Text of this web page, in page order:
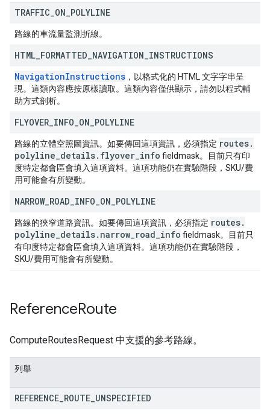
TRAFFIC ON POLYLINE
路線的車流量監測折線。
HTML FORMATTED NAVIGATION INSTRUCTIONS
NavigationInstructions ，以格式化的 HTML 文字字串呈
現。這類內容應按原樣讀取。這類內容僅供顯示，請勿以程式輔
助方式剖析。
FLYOVER INFO ON POLYLINE
路線的立體空照圖資訊。如要傳回這項資訊，必須指定 routes.
polyline details. flyover info fieldmask。目前只有印
度特定都會區會填入這項資料。這項功能仍在實驗階段，SKU/費
用可能會有所變動。
NARROW_ ROAD INFO ON POLYLINE
路線的狹窄道路資訊。如要傳回這項資訊，必須指定 routes.
polyline details. narrow road info fieldmask。目前只
有印度特定都會區會填入這項資料。這項功能仍在實驗階段，
SKU/費用可能會有所變動。
ReferenceRoute
ComputeRoutesRequest 中支援的參考路線。
列舉
REFERENCE ROUTE UNSPECIFIED